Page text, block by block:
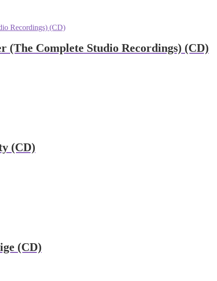
(The Complete Studio Recordings) (CD)
(CD)
(CD)